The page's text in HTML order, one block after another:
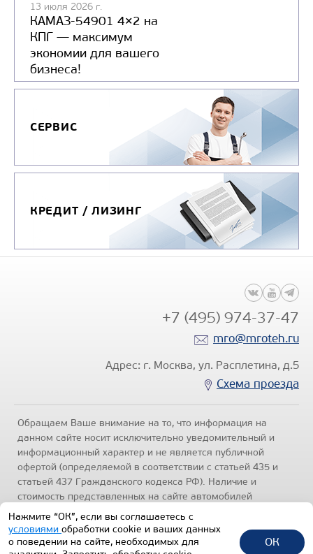
13 июля 2026 г.
КАМАЗ-54901 4×2 на
КПГ — максимум
экономии для вашего
бизнеса!
СЕРВИС
КРЕДИТ / ЛИЗИНГ
+7 (495) 974-37-47
mro@mroteh.ru
Адрес: г. Москва, ул. Расплетина, д.5
Схема проезда
Обращаем Ваше внимание на то, что информация на
данном сайте носит исключительно уведомительный и
информационный характер и не является публичной
офертой (определяемой в соответствии с статьей 435 и
статьей 437 Гражданского кодекса РФ). Наличие и
стоимость представленных на сайте автомобилей
уточняйте по телефонам отделов продаж, представленных
в разделе "Контакты" настоящего ресурса.
конфиденциальности.
Нажмите “ОК”, если вы соглашаетесь с
условиями обработки cookie и ваших данных
о поведении на сайте, необходимых для
ОК